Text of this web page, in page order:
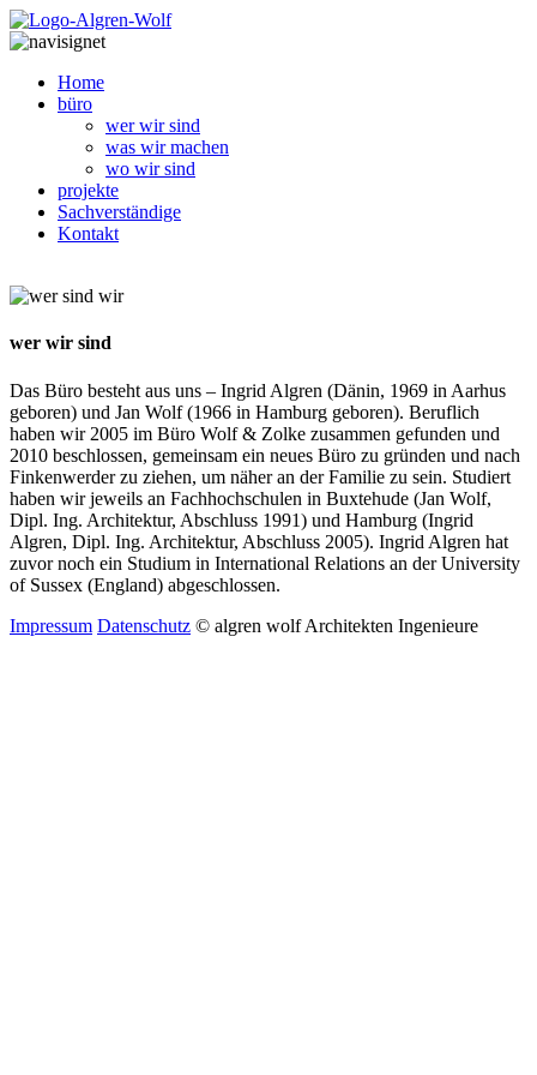
Home
büro
wer wir sind
was wir machen
wo wir sind
projekte
Sachverständige
Kontakt
wer wir sind
Das Büro besteht aus uns – Ingrid Algren (Dänin, 1969 in Aarhus
geboren) und Jan Wolf (1966 in Hamburg geboren). Beruflich
haben wir 2005 im Büro Wolf & Zolke zusammen gefunden und
2010 beschlossen, gemeinsam ein neues Büro zu gründen und nach
Finkenwerder zu ziehen, um näher an der Familie zu sein. Studiert
haben wir jeweils an Fachhochschulen in Buxtehude (Jan Wolf,
Dipl. Ing. Architektur, Abschluss 1991) und Hamburg (Ingrid
Algren, Dipl. Ing. Architektur, Abschluss 2005). Ingrid Algren hat
zuvor noch ein Studium in International Relations an der University
of Sussex (England) abgeschlossen.
Impressum Datenschutz © algren wolf Architekten Ingenieure